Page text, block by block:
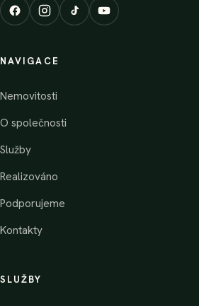
NAVIGACE
Nemovitosti
O společnosti
Služby
Realizováno
Podporujeme
Kontakty
SLUŽBY